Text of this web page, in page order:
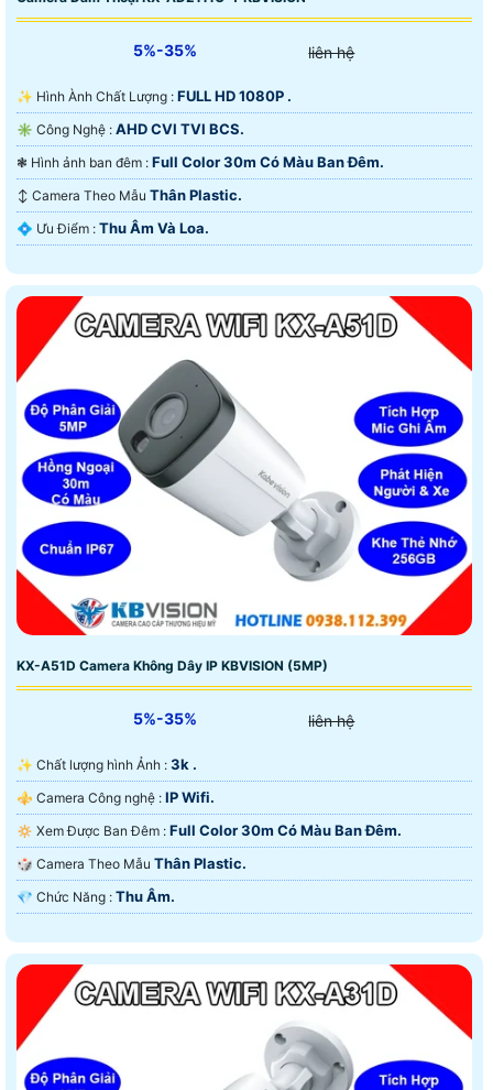
5%-35% liên hệ
✨ Hình Ành Chất Lượng : FULL HD 1080P .
✳️ Công Nghệ : AHD CVI TVI BCS.
❃ Hình ảnh ban đêm : Full Color 30m Có Màu Ban Ðêm.
↕️ Camera Theo Mẫu Thân Plastic.
️💠 Ưu Điểm : Thu Âm Và Loa.
KX-A51D Camera Không Dây IP KBVISION (5MP)
5%-35% liên hệ
✨ Chất lượng hình Ảnh : 3k .
⚜️ Camera Công nghệ : IP Wifi.
🔅 Xem Được Ban Đêm : Full Color 30m Có Màu Ban Ðêm.
🎲 Camera Theo Mẫu Thân Plastic.
️💎 Chức Năng : Thu Âm.